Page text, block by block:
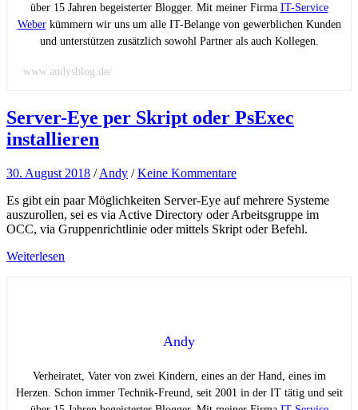
über 15 Jahren begeisterter Blogger. Mit meiner Firma IT-Service
Weberkümmern wir uns um alle IT-Belange von gewerblichen Kunden
und unterstützen zusätzlich sowohl Partner als auch Kollegen.
www.andysblog.de/
Server-Eye per Skript oder PsExec
installieren
30. August 2018 /Andy /Keine Kommentare
Es gibt ein paar Möglichkeiten Server-Eye auf mehrere Systeme
auszurollen, sei es via Active Directory oder Arbeitsgruppe im
OCC, via Gruppenrichtlinie oder mittels Skript oder Befehl.
Weiterlesen
Andy
Verheiratet, Vater von zwei Kindern, eines an der Hand, eines im
Herzen. Schon immer Technik-Freund, seit 2001 in der IT tätig und seit